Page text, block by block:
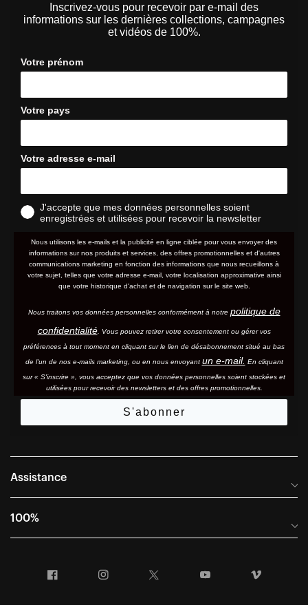
Inscrivez-vous pour recevoir par e-mail des
informations sur les dernières collections, campagnes
et vidéos de 100%.
Votre prénom
Votre pays
Votre adresse e-mail
J'accepte que mes données personnelles soient
enregistrées et utilisées pour recevoir la newsletter
Nous utilisons les e-mails et la publicité en ligne ciblée pour vous envoyer des
informations sur nos produits et services, des offres promotionnelles et d'autres
communications marketing en fonction des informations que nous recueillons à
votre sujet, telles que votre adresse e-mail, votre localisation approximative ainsi
que votre historique d'achat et de navigation sur le site web.
Nous traitons vos données personnelles conformément à notre politique de
confidentialité. Vous pouvez retirer votre consentement ou gérer vos
préférences à tout moment en cliquant sur le lien de désabonnement situé au bas
de l'un de nos e-mails marketing, ou en nous envoyant un e-mail. En cliquant
sur « S'inscrire », vous acceptez que vos données personnelles soient stockées et
utilisées pour recevoir des newsletters et des offres promotionnelles.
S'abonner
Assistance
Foire aux questions
Conditions générales de vente
100%
Informations sur l'entreprise
Facebook Instagram YouTube